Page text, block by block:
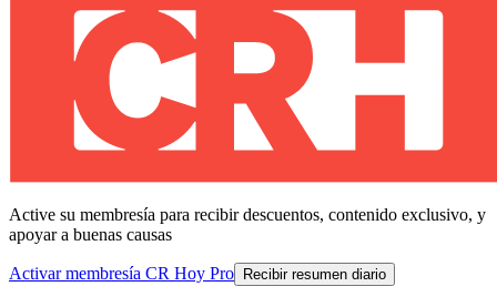
Active su membresía para recibir descuentos, contenido exclusivo, y
apoyar a buenas causas
Activar membresía CR Hoy Pro Recibir resumen diario